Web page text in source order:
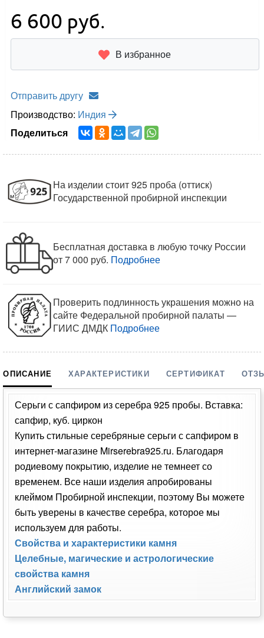
6 600 руб.
В избранное
Отправить другу
Производство: Индия
Поделиться
На изделии стоит 925 проба (оттиск)
Государственной пробирной инспекции
Бесплатная доставка в любую точку России
от 7 000 руб. Подробнее
Проверить подлинность украшения можно на
сайте Федеральной пробирной палаты —
ГИИС ДМДК Подробнее
ОПИСАНИЕ ХАРАКТЕРИСТИКИ СЕРТИФИКАТ
Серьги с сапфиром из серебра 925 пробы. Вставка:
сапфир, куб. циркон
Купить стильные серебряные серьги с сапфиром в
интернет-магазине Mirserebra925.ru. Благодаря
родиевому покрытию, изделие не темнеет со
временем. Все наши изделия апробированы
клеймом Пробирной инспекции, поэтому Вы можете
быть уверены в качестве серебра, которое мы
используем для работы.
Свойства и характеристики камня
Целебные, магические и астрологические
свойства камня
Английский замок